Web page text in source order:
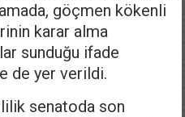
göçmen kökenli
karar alma
sunduğu ifade
de yer verildi.
senatoda son